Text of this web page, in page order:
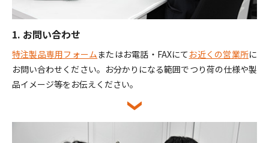
1. お問い合わせ
特注製品専用フォームまたはお電話・FAXにて お近くの営業所に
お問い合わせください。お分かりになる範囲でつり荷の仕様や製
品イメージ等をお伝えください。